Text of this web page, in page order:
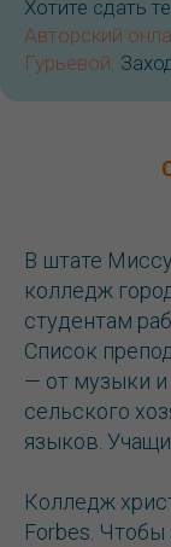
Хотите сдать
Авторский
Гурьевой.
В штате
колледж
студентам
Список
— от музыки и
сельского
языков.
Колледж
Forbes. Чтобы